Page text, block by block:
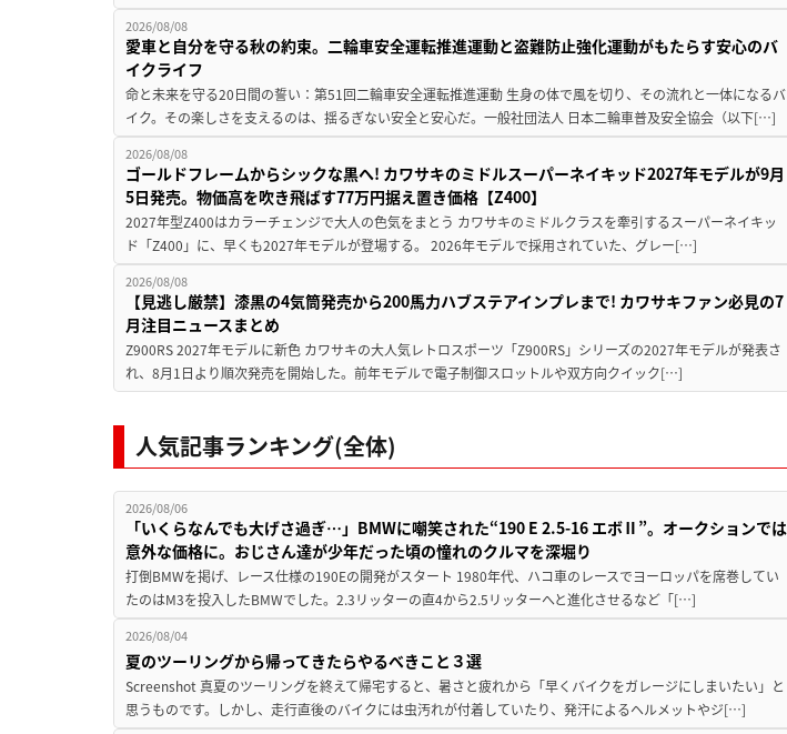
2026/08/08
愛車と自分を守る秋の約束。二輪車安全運転推進運動と盗難防止強化運動がもたらす安心のバ
イクライフ
命と未来を守る20日間の誓い：第51回二輪車安全運転推進運動 生身の体で風を切り、その流れと一体になるバ
イク。その楽しさを支えるのは、揺るぎない安全と安心だ。一般社団法人 日本二輪車普及安全協会（以下[…]
2026/08/08
ゴールドフレームからシックな黒へ! カワサキのミドルスーパーネイキッド2027年モデルが9月
5日発売。物価高を吹き飛ばす77万円据え置き価格【Z400】
2027年型Z400はカラーチェンジで大人の色気をまとう カワサキのミドルクラスを牽引するスーパーネイキッ
ド「Z400」に、早くも2027年モデルが登場する。 2026年モデルで採用されていた、グレー[…]
2026/08/08
【見逃し厳禁】漆黒の4気筒発売から200馬力ハブステアインプレまで! カワサキファン必見の7
月注目ニュースまとめ
Z900RS 2027年モデルに新色 カワサキの大人気レトロスポーツ「Z900RS」シリーズの2027年モデルが発表さ
れ、8月1日より順次発売を開始した。前年モデルで電子制御スロットルや双方向クイック[…]
人気記事ランキング(全体)
2026/08/06
「いくらなんでも大げさ過ぎ…」BMWに嘲笑された“190 E 2.5-16 エボⅡ”。オークションでは
意外な価格に。おじさん達が少年だった頃の憧れのクルマを深堀り
打倒BMWを掲げ、レース仕様の190Eの開発がスタート 1980年代、ハコ車のレースでヨーロッパを席巻してい
たのはM3を投入したBMWでした。2.3リッターの直4から2.5リッターへと進化させるなど「[…]
2026/08/04
夏のツーリングから帰ってきたらやるべきこと３選
Screenshot 真夏のツーリングを終えて帰宅すると、暑さと疲れから「早くバイクをガレージにしまいたい」と
思うものです。しかし、走行直後のバイクには虫汚れが付着していたり、発汗によるヘルメットやジ[…]